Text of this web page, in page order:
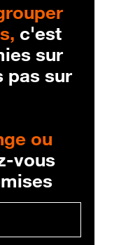
c'est
sur
pas sur
ou
vous